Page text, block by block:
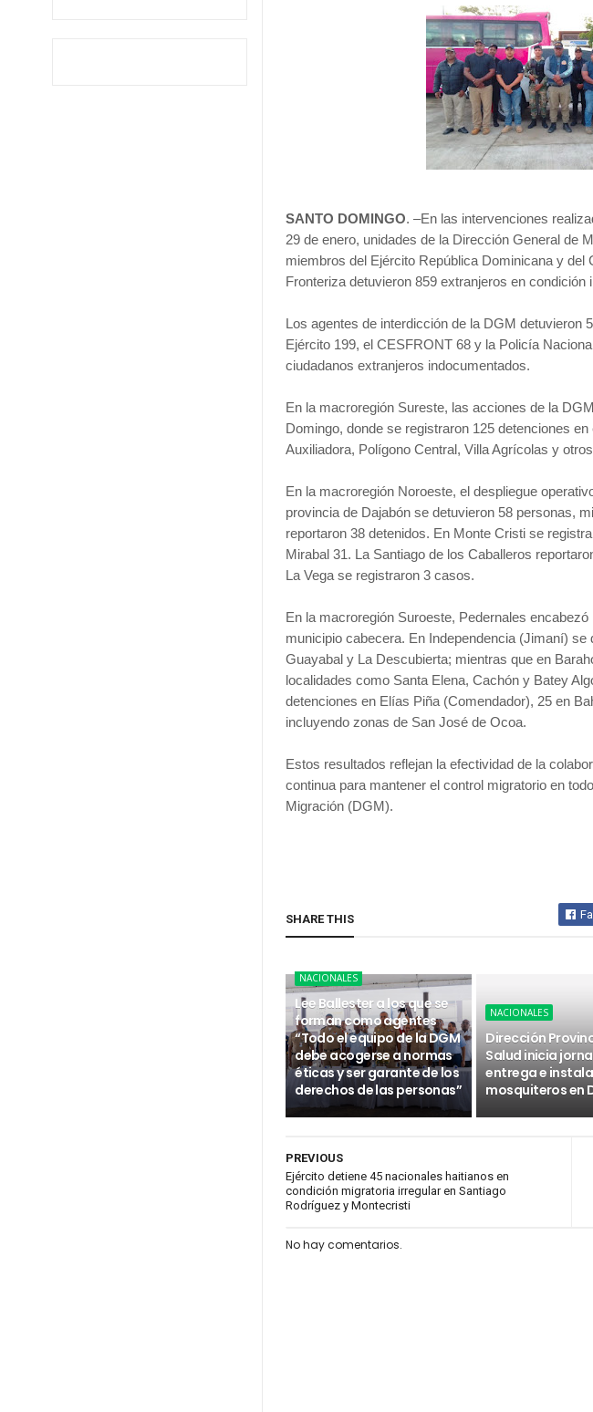
SANTO DOMINGO. –En las intervenciones
29 de enero, unidades de la Dirección General de
miembros del Ejército República Dominicana y del
Fronteriza detuvieron 859 extranjeros en condición
Los agentes de interdicción de la DGM detuvieron
Ejército 199, el CESFRONT 68 y la Policía
ciudadanos extranjeros indocumentados.
En la macroregión Sureste, las acciones de la
Domingo, donde se registraron 125 detenciones
Auxiliadora, Polígono Central, Villa Agrícolas y
En la macroregión Noroeste, el despliegue
provincia de Dajabón se detuvieron 58 personas,
reportaron 38 detenidos. En Monte Cristi se
Mirabal 31. La Santiago de los Caballeros
La Vega se registraron 3 casos.
En la macroregión Suroeste, Pedernales
municipio cabecera. En Independencia (Jimaní)
Guayabal y La Descubierta; mientras que en
localidades como Santa Elena, Cachón y Batey
detenciones en Elías Piña (Comendador), 25 en
incluyendo zonas de San José de Ocoa.
Estos resultados reflejan la efectividad de la
continua para mantener el control migratorio en
Migración (DGM).
SHARE THIS
NACIONALES
Lee Ballester a los que se
forman como agentes
“Todo el equipo de la DGM
debe acogerse a normas
éticas y ser garante de los
derechos de las personas”
NACIONALES
Dirección
Salud inicia
entrega e
mosquiteros en
PREVIOUS
Ejército detiene 45 nacionales haitianos en
condición migratoria irregular en Santiago
Rodríguez y Montecristi
No hay comentarios.